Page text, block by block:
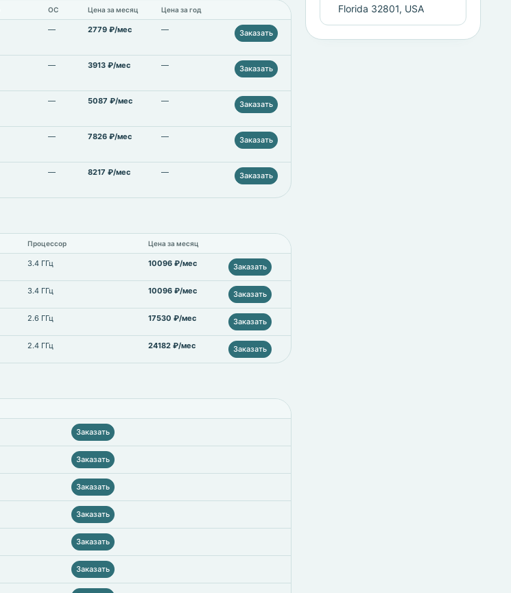
ОС Цена за месяц Цена за год
— 2779 ₽/мес — Заказать
— 3913 ₽/мес — Заказать
— 5087 ₽/мес — Заказать
— 7826 ₽/мес — Заказать
— 8217 ₽/мес — Заказать
Процессор Цена за месяц
3.4 ГГц 10096 ₽/мес Заказать
3.4 ГГц 10096 ₽/мес Заказать
2.6 ГГц 17530 ₽/мес Заказать
2.4 ГГц 24182 ₽/мес Заказать
Заказать
Заказать
Заказать
Заказать
Заказать
Заказать
Florida 32801, USA